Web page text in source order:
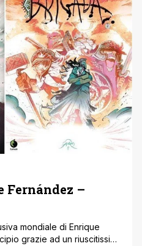
–
mondiale di Enrique
grazie ad un riuscitissimo